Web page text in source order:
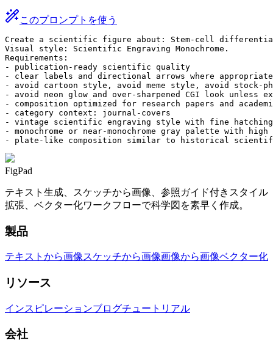
このプロンプトを使う
Create a scientific figure about: Stem-cell
Visual style: Scientific Engraving Monochrome.
Requirements:
- publication-ready scientific quality
- clear labels and directional arrows where appropriate
- avoid cartoon style, avoid meme style, avoid stock-
- avoid neon glow and over-sharpened CGI look unless
- composition optimized for research papers and
- category context: journal-covers
- vintage scientific engraving style with fine
- monochrome or near-monochrome gray palette with
- plate-like composition similar to historical
FigPad
テキスト生成、スケッチから画像、参照ガイド付きスタイル
拡張、ベクター化ワークフローで科学図を素早く作成。
製品
テキストから画像スケッチから画像画像から画像ベクター化
リソース
インスピレーションブログチュートリアル
会社